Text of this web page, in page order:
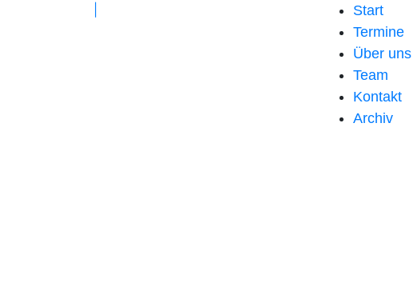
Start
Termine
Über uns
Team
Kontakt
Archiv